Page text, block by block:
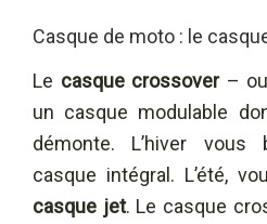
Casque de moto : le
Le casque crossover– ou
un casque modulable
démonte. L’hiver vous
casque intégral. L’été,
casque jet. Le casque